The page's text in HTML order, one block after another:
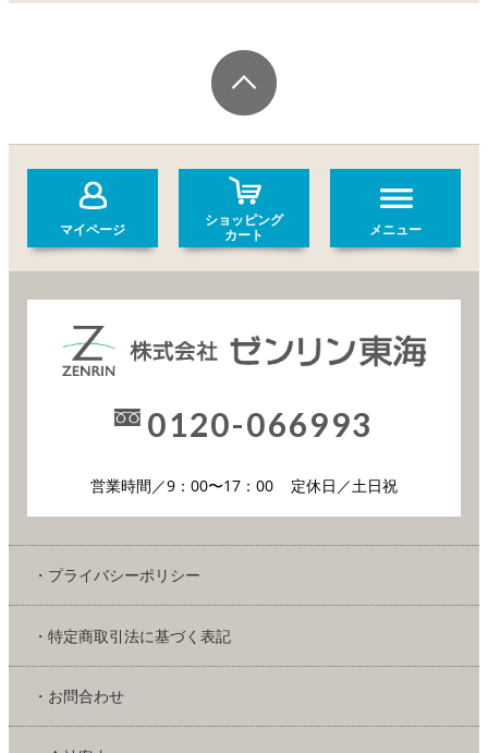
マイページ
ショッピング
カート
メニュー
0120-066993
営業時間／9：00〜17：00 定休日／土日祝
・プライバシーポリシー
・特定商取引法に基づく表記
・お問合わせ